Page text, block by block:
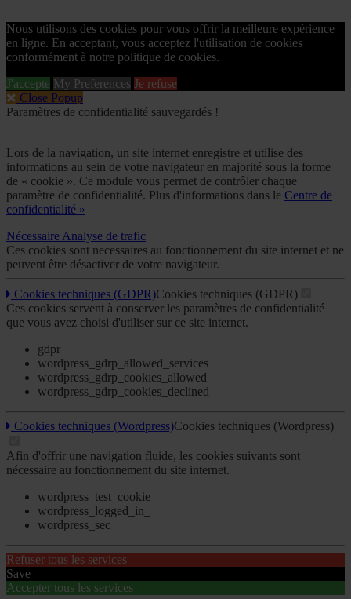
Nous utilisons des cookies pour vous offrir la meilleure expérience
en ligne. En acceptant, vous acceptez l'utilisation de cookies
conformément à notre politique de cookies.
J'accepte My Preferences Je refuse
Close Popup
Paramètres de confidentialité sauvegardés !
Lors de la navigation, un site internet enregistre et utilise des
informations au sein de votre navigateur en majorité sous la forme
de « cookie ». Ce module vous permet de contrôler chaque
paramètre de confidentialité. Plus d'informations dans le Centre de
confidentialité »
Nécessaire Analyse de trafic
Ces cookies sont necessaires au fonctionnement du site internet et ne
peuvent être désactiver de votre navigateur.
Cookies techniques (GDPR)Cookies techniques (GDPR)
Ces cookies servent à conserver les paramètres de confidentialité
que vous avez choisi d'utiliser sur ce site internet.
gdpr
wordpress_gdrp_allowed_services
wordpress_gdrp_cookies_allowed
wordpress_gdrp_cookies_declined
Cookies techniques (Wordpress)Cookies techniques (Wordpress)
Afin d'offrir une navigation fluide, les cookies suivants sont
nécessaire au fonctionnement du site internet.
wordpress_test_cookie
wordpress_logged_in_
wordpress_sec
Refuser tous les services
Save
Accepter tous les services